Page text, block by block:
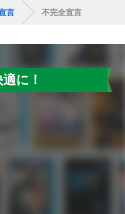
言 不完全宣言
に！